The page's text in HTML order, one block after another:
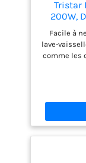
Tristar
200W,
Facile à
lave-
comme les
ce
comme
crochets